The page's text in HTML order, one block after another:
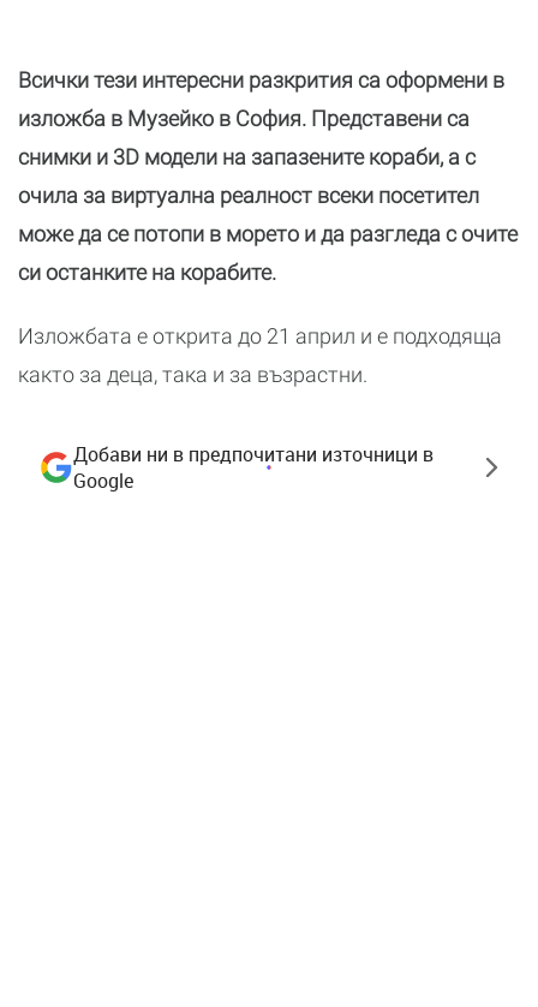
Всички тези интересни разкрития са оформени в
изложба в Музейко в София. Представени са
снимки и 3D модели на запазените кораби, а с
очила за виртуална реалност всеки посетител
може да се потопи в морето и да разгледа с очите
си останките на корабите.
Изложбата е открита до 21 април и е подходяща
както за деца, така и за възрастни.
Добави ни в предпочитани източници в
Google